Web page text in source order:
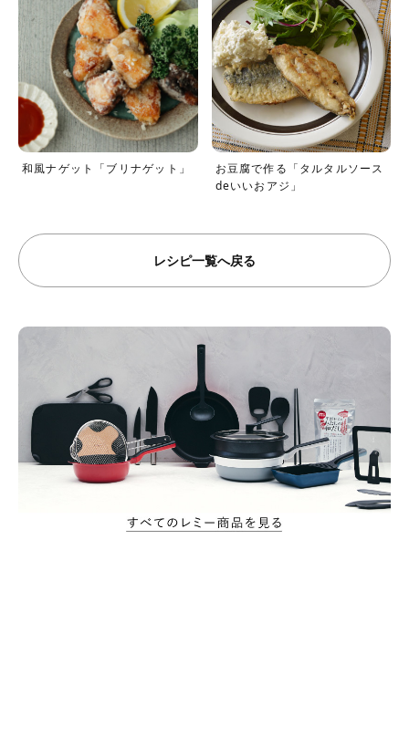
和風ナゲット「ブリナゲット」
お豆腐で作る「タルタルソース
deいいおアジ」
レシピ一覧へ戻る